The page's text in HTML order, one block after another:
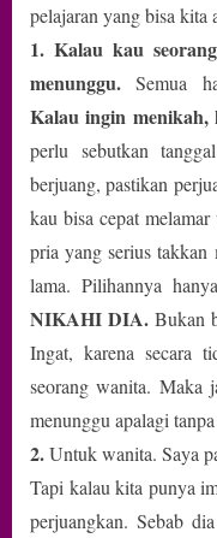
pelajaran yang bisa kita
1. Kalau kau
menunggu. Semua
Kalau ingin menikah,
perlu sebutkan
berjuang, pastikan
kau bisa cepat
pria yang serius takkan
lama. Pilihannya
NIKAHI DIA. Bukan
Ingat, karena secara
seorang wanita. Maka
menunggu apalagi
2.Untuk wanita. Saya
Tapi kalau kita punya
perjuangkan. Sebab